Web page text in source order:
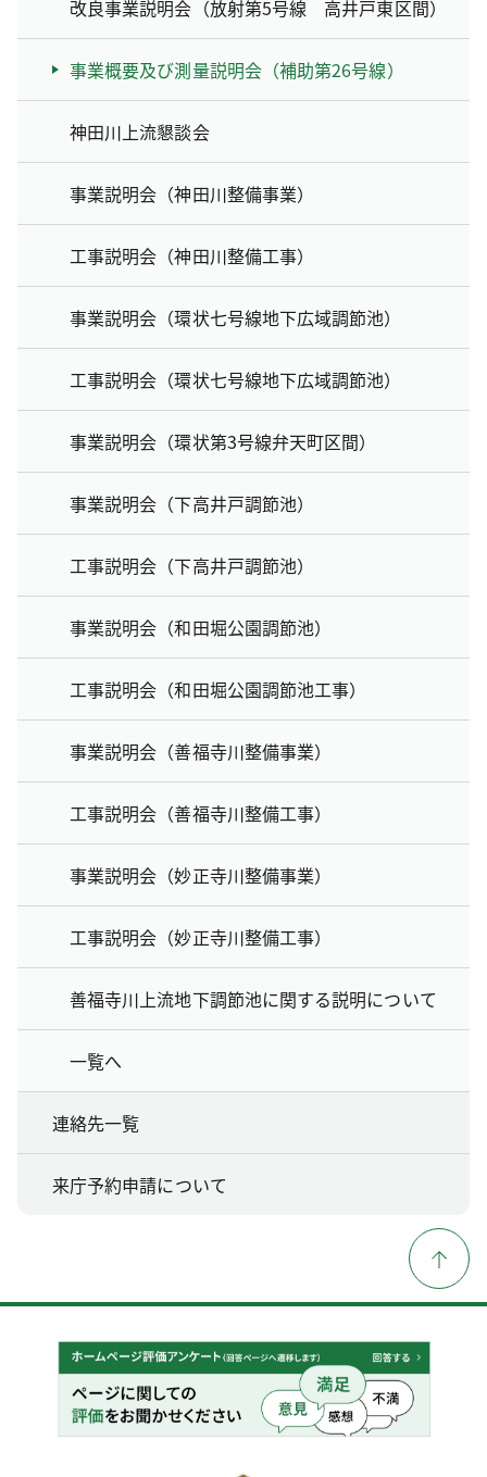
改良事業説明会（放射第5号線 高井戸東区間）
事業概要及び測量説明会（補助第26号線）
神田川上流懇談会
事業説明会（神田川整備事業）
工事説明会（神田川整備工事）
事業説明会（環状七号線地下広域調節池）
工事説明会（環状七号線地下広域調節池）
事業説明会（環状第3号線弁天町区間）
事業説明会（下高井戸調節池）
工事説明会（下高井戸調節池）
事業説明会（和田堀公園調節池）
工事説明会（和田堀公園調節池工事）
事業説明会（善福寺川整備事業）
工事説明会（善福寺川整備工事）
事業説明会（妙正寺川整備事業）
工事説明会（妙正寺川整備工事）
善福寺川上流地下調節池に関する説明について
一覧へ
連絡先一覧
来庁予約申請について